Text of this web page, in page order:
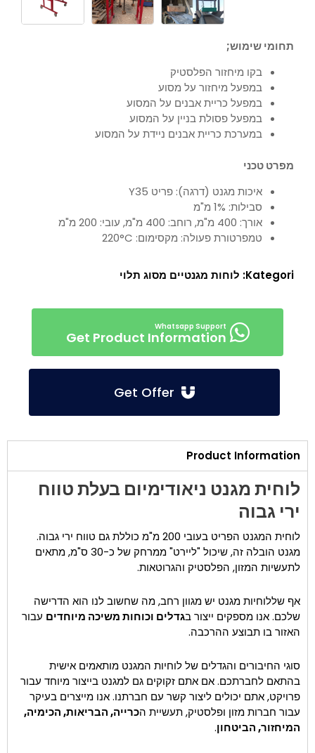
תחומי שימוש;
בקו מיחזור הפלסטיק
במפעל מיחזור על מסוע
במפעל כריית אבנים על המסוע
במפעל פסולת בניין על המסוע
במערכת כריית אבנים ניידת על המסוע
מפרט טכני
איכות מגנט (דרגה): פריט Y35
סבילות: 1% מ"מ
אורך: 400 מ"מ, רוחב: 400 מ"מ, עובי: 200 מ"מ
טמפרטורת פעולה: מקסימום: 220°C
Kategori: לוחות מגנטיים מסוג תלוי
Get Product Information
Product Information
לוחית מגנט ניאודימיום בעלת טווח
ירי גבוה
לוחית המגנט הפריט בעובי 200 מ"מ כוללת גם טווח ירי גבוה.
מגנט הובלה זה, שיכול "ליירט" ממרחק של כ-30 ס"מ, מתאים
לתעשיות המזון, הפלסטיק והגרוטאות.
אף שללוחיות מגנט יש מגוון רחב, מה שחשוב לנו הוא הדרישה
שלכם. אנו מספקים ייצור בגדלים וכוחות משיכה מיוחדים עבור
האזור בו תבוצע ההרכבה.
סוגי החיבורים והגדלים של לוחיות המגנט מותאמים אישית
בהתאם לחברתכם. אם אתם זקוקים גם למגנט בייצור מיוחד עבור
פרויקט, אתם יכולים ליצור קשר עם חברתנו. אנו מייצרים בעיקר
עבור חברות מזון ופלסטיק, תעשיית הכרייה, הבריאות, הכימיה,
המיחזור, הביטחון.